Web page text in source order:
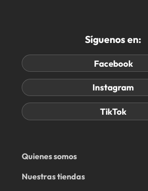
Síguenos en:
Facebook
Instagram
TikTok
Quienes somos
Nuestras tiendas